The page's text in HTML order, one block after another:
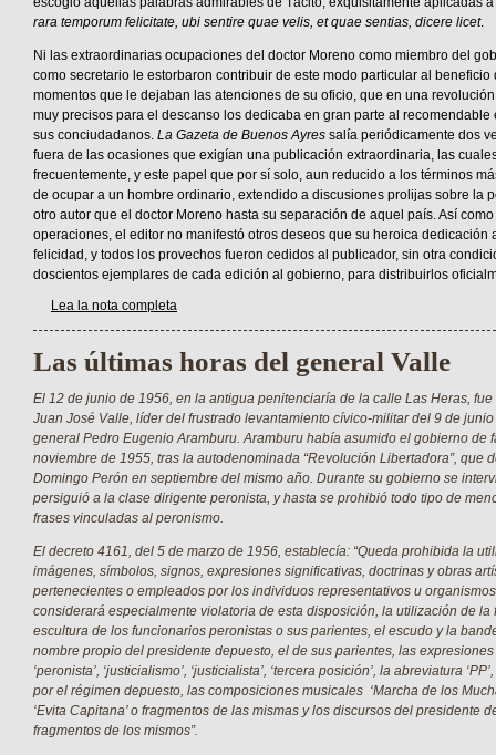
rara temporum felicitate, ubi sentire quae velis, et quae sentias, dicere licet.
Ni las extraordinarias ocupaciones del doctor Moreno como miembro del
como secretario le estorbaron contribuir de este modo particular al beneficio
momentos que le dejaban las atenciones de su oficio, que en una
muy precisos para el descanso los dedicaba en gran parte al recomendable
sus conciudadanos. La Gazeta de Buenos Ayres salía periódicamente dos
fuera de las ocasiones que exigían una publicación extraordinaria, las
frecuentemente, y este papel que por sí solo, aun reducido a los términos
de ocupar a un hombre ordinario, extendido a discusiones prolijas sobre la
otro autor que el doctor Moreno hasta su separación de aquel país. Así
operaciones, el editor no manifestó otros deseos que su heroica dedicación
felicidad, y todos los provechos fueron cedidos al publicador, sin otra
doscientos ejemplares de cada edición al gobierno, para distribuirlos
Lea la nota completa
Las últimas horas del general Valle
El 12 de junio de 1956, en la antigua penitenciaría de la calle Las Heras,
Juan José Valle, líder del frustrado levantamiento cívico-militar del 9 de
general Pedro Eugenio Aramburu. Aramburu había asumido el gobierno de
noviembre de 1955, tras la autodenominada “Revolución Libertadora”, que
Domingo Perón en septiembre del mismo año. Durante su gobierno se
persiguió a la clase dirigente peronista, y hasta se prohibió todo tipo de
frases vinculadas al peronismo.
El decreto 4161, del 5 de marzo de 1956, establecía: “Queda prohibida la
imágenes, símbolos, signos, expresiones significativas, doctrinas y obras
pertenecientes o empleados por los individuos representativos u
considerará especialmente violatoria de esta disposición, la utilización de la
escultura de los funcionarios peronistas o sus parientes, el escudo y la
nombre propio del presidente depuesto, el de sus parientes, las expresiones
‘peronista’, ‘justicialismo’, ‘justicialista’, ‘tercera posición’, la abreviatura
por el régimen depuesto, las composiciones musicales ‘Marcha de los
‘Evita Capitana’ o fragmentos de las mismas y los discursos del presidente
fragmentos de los mismos”.